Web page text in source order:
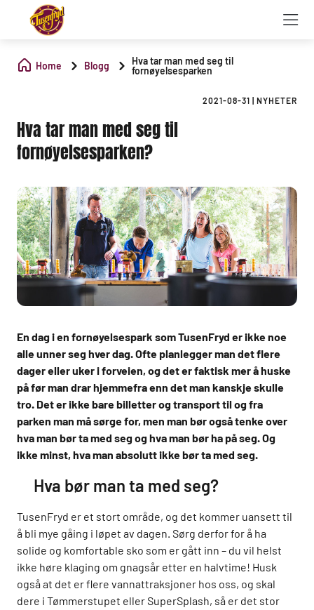
Home Blogg
Hva tar man med seg til
fornøyelsesparken
2021-08-31 NYHETER
Hva tar man med seg til
fornøyelsesparken?
En dag i en fornøyelsespark som TusenFryd er ikke noe
alle unner seg hver dag. Ofte planlegger man det flere
dager eller uker i forveien, og det er faktisk mer å huske
på før man drar hjemmefra enn det man kanskje skulle
tro. Det er ikke bare billetter og transport til og fra
parken man må sørge for, men man bør også tenke over
hva man bør ta med seg og hva man bør ha på seg. Og
ikke minst, hva man absolutt ikke bør ta med seg.
Hva bør man ta med seg?
TusenFryd er et stort område, og det kommer uansett til
å bli mye gåing i løpet av dagen. Sørg derfor for å ha
solide og komfortable sko som er gått inn – du vil helst
ikke høre klaging om gnagsår etter en halvtime! Husk
også at det er flere vannattraksjoner hos oss, og skal
dere i Tømmerstupet eller SuperSplash, så er det stor